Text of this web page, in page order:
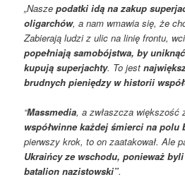
„Naszepodatki idą na zakup
oligarchów, a nam wmawia się, że
Zabierają ludzi z ulic na linię frontu,
popełniają samobójstwa, by
kupują superjachty. To jest
brudnych pieniędzy w historii
“Massmedia, a zwłaszcza większość
współwinne każdej śmierci na polu
pierwszy krok, to on zaatakował. Ale
Ukraińcy ze wschodu, ponieważ
batalion nazistowski”.